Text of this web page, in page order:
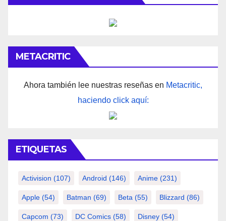
METACRITIC
Ahora también lee nuestras reseñas en Metacritic,
haciendo click aquí:
ETIQUETAS
Activision (107) Android (146) Anime (231)
Apple (54) Batman (69) Beta (55) Blizzard (86)
Capcom (73) DC Comics (58) Disney (54)